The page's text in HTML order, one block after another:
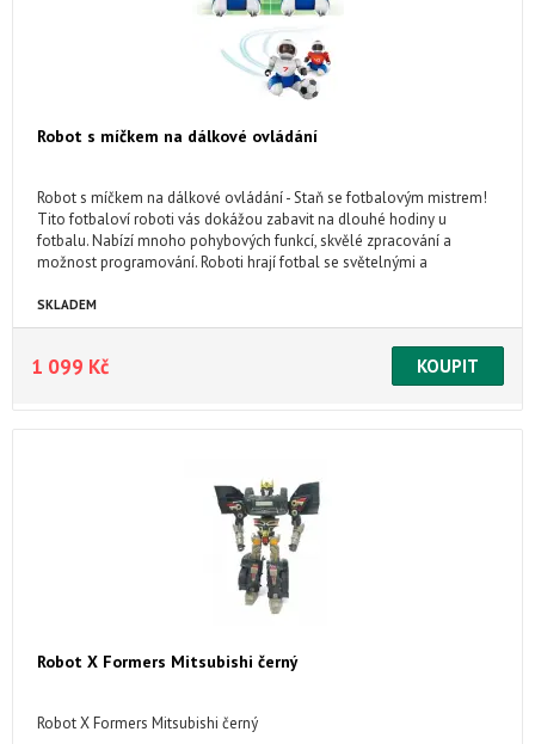
Robot s míčkem na dálkové ovládání
Robot s míčkem na dálkové ovládání - Staň se fotbalovým mistrem!
Tito fotbaloví roboti vás dokážou zabavit na dlouhé hodiny u
fotbalu. Nabízí mnoho pohybových funkcí, skvělé zpracování a
možnost programování. Roboti hrají fotbal se světelnými a
SKLADEM
1 099 Kč
Robot X Formers Mitsubishi černý
Robot X Formers Mitsubishi černý